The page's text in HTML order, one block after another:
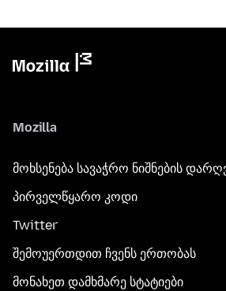
Mozilla
მოხსენება სავაჭრო ნიშნების
პირველწყარო კოდი
Twitter
შემოუერთდით ჩვენს ერთობას
მონახეთ დამხმარე სტატიები